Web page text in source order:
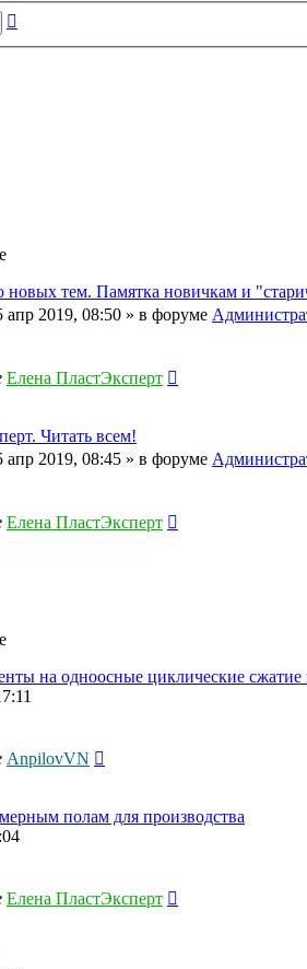
новых тем. Памятка новичкам и
апр 2019, 08:50 » в форуме
Елена ПластЭксперт
Читать всем!
апр 2019, 08:45 » в форуме
Елена ПластЭксперт
на одноосные циклические сжатие
AnpilovVN
полам для производства
Елена ПластЭксперт